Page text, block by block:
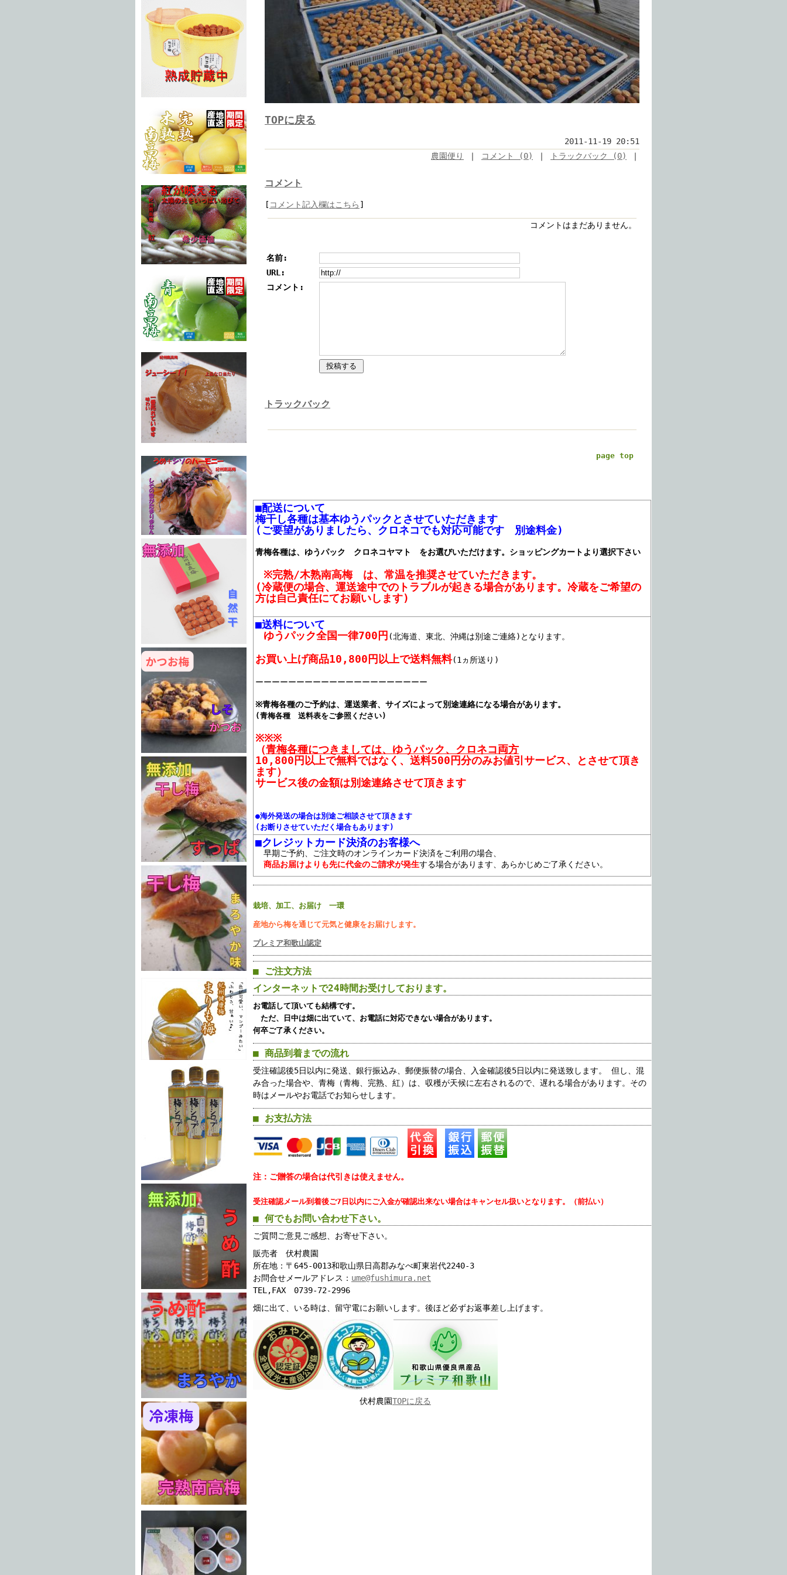
TOPに戻る
2011-11-19 20:51
農園便り
｜ コメント (0) ｜ トラックバック (0) ｜
コメント
[ コメント記入欄はこちら ]
コメントはまだありません。
名前:
URL:
コメント:
トラックバック
page top
■配送について
梅干し各種は基本ゆうパックとさせていただきます
(ご要望がありましたら、クロネコでも対応可能です 別途料金)
青梅各種は、ゆうパック クロネコヤマト をお選びいただけます。ショッピングカートより選択下さい
※完熟/木熟南高梅 は、常温を推奨させていただきます。
(冷蔵便の場合、運送途中でのトラブルが起きる場合があります。冷蔵をご希望の
方は自己責任にてお願いします)
■送料について
ゆうパック全国一律700円 (北海道、東北、沖縄は別途ご連絡)となります。
お買い上げ商品10,800円以上で送料無料(1ヵ所送り)
ーーーーーーーーーーーーーーーーーーーーー
※青梅各種のご予約は、運送業者、サイズによって別途連絡になる場合があります。
(青梅各種 送料表をご参照ください)
※※※
（青梅各種につきましては、ゆうパック、クロネコ両方
10,800円以上で無料ではなく、送料500円分のみお値引サービス、とさせて頂き
ます）
サービス後の金額は別途連絡させて頂きます
●海外発送の場合は別途ご相談させて頂きます
(お断りさせていただく場合もあります)
■クレジットカード決済のお客様へ
早期ご予約、ご注文時のオンラインカード決済をご利用の場合、
商品お届けよりも先に代金のご請求が発生する場合があります、あらかじめご了承ください。
栽培、加工、お届け 一環
産地から梅を通じて元気と健康をお届けします。
プレミア和歌山認定
■ ご注文方法
インターネットで24時間お受けしております。
お電話して頂いても結構です。
ただ、日中は畑に出ていて、お電話に対応できない場合があります。
何卒ご了承ください。
■ 商品到着までの流れ
受注確認後5日以内に発送、銀行振込み、郵便振替の場合、入金確認後5日以内に発送致します。 但し、混
み合った場合や、青梅（青梅、完熟、紅）は、収穫が天候に左右されるので、遅れる場合があります。その
時はメールやお電話でお知らせします。
■ お支払方法
注：ご贈答の場合は代引きは使えません。
受注確認メール到着後ご7日以内にご入金が確認出来ない場合はキャンセル扱いとなります。（前払い）
■ 何でもお問い合わせ下さい。
ご質問ご意見ご感想、お寄せ下さい。
販売者 伏村農園
所在地：〒645-0013和歌山県日高郡みなべ町東岩代2240-3
お問合せメールアドレス： ume@fushimura.net
TEL,FAX 0739-72-2996
畑に出て、いる時は、留守電にお願いします。後ほど必ずお返事差し上げます。
伏村農園TOPに戻る